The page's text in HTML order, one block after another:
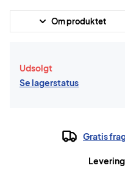
Om produktet
Udsolgt
Se lagerstatus
Gratis